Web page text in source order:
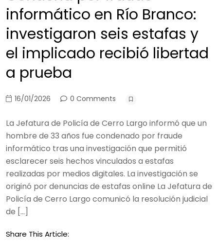
informático en Río Branco:
investigaron seis estafas y
el implicado recibió libertad
a prueba
16/01/2026 0 Comments
La Jefatura de Policía de Cerro Largo informó que un
hombre de 33 años fue condenado por fraude
informático tras una investigación que permitió
esclarecer seis hechos vinculados a estafas
realizadas por medios digitales. La investigación se
originó por denuncias de estafas online La Jefatura de
Policía de Cerro Largo comunicó la resolución judicial
de […]
Share This Article: